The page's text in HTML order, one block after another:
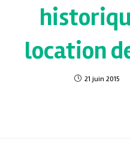
location
21 juin 2015